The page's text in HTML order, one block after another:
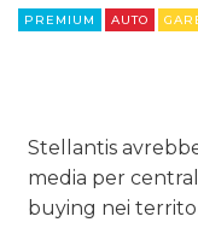
DIGITALE
ESTERNA
RADIO / AUDIO
PREMIUM AUTO
Stellantis
media per
buying nei